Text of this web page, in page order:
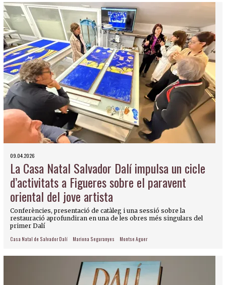
09.04.2026
La Casa Natal Salvador Dalí impulsa un cicle
d’activitats a Figueres sobre el paravent
oriental del jove artista
Conferències, presentació de catàleg i una sessió sobre la
restauració aprofundiran en una de les obres més singulars del
primer Dalí
Casa Natal de Salvador Dalí Mariona Seguranyes Montse Aguer